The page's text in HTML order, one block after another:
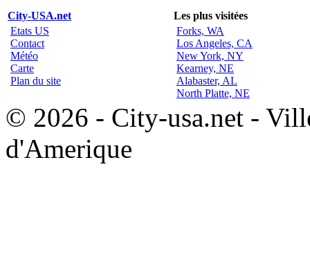
City-USA.net
Les plus visitées
Etats US
Contact
Météo
Carte
Plan du site
Forks, WA
Los Angeles, CA
New York, NY
Kearney, NE
Alabaster, AL
North Platte, NE
© 2026 - City-usa.net -
d'Amerique